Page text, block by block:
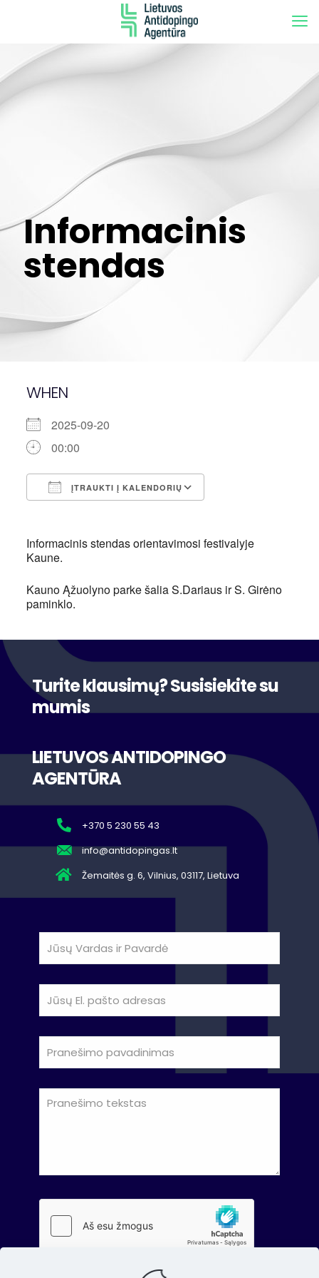
Informacinis
stendas
WHEN
2025-09-20
00:00
ĮTRAUKTI Į KALENDORIŲ
Informacinis stendas orientavimosi festivalyje
Kaune.
Kauno Ąžuolyno parke šalia S.Dariaus ir S. Girėno
paminklo.
Turite klausimų? Susisiekite su
mumis
LIETUVOS ANTIDOPINGO
AGENTŪRA
+370 5 230 55 43
info@antidopingas.lt
Žemaitės g. 6, Vilnius, 03117, Lietuva